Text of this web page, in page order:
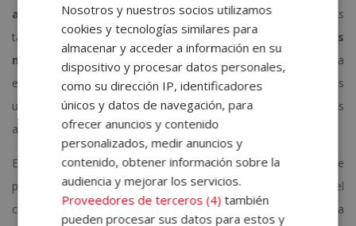
aumenta tu confianza en ti mismo . Y es que ver resultados
tangibles te hace creer en tu capacidad para alcanzar otras
metas
y desafíos en el futuro. Igualmente, aprender a
establecer metas realistas y elaborar planes para alcanzarlas es
una habilidad valiosa que se puede aplicar en diferentes
aspectos de la vida.
En resumen, elegir propósitos de Año Nuevo es importante
porque te permite establecer metas claras
, fomenta el
crecimiento personal, fortalece la autoconfianza y contribuye a
Nosotros y nuestros socios utilizamos
cookies y tecnologías similares para
almacenar y acceder a información en su
dispositivo y procesar datos personales,
como su dirección IP, identificadores
únicos y datos de navegación, para
ofrecer anuncios y contenido
personalizados, medir anuncios y
contenido, obtener información sobre la
audiencia y mejorar los servicios.
Proveedores de terceros (4) también
pueden procesar sus datos para estos y